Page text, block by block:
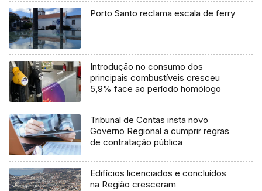
Porto Santo reclama escala de ferry
Introdução no consumo dos
principais combustíveis cresceu
5,9% face ao período homólogo
Tribunal de Contas insta novo
Governo Regional a cumprir regras
de contratação pública
Edifícios licenciados e concluídos
na Região cresceram